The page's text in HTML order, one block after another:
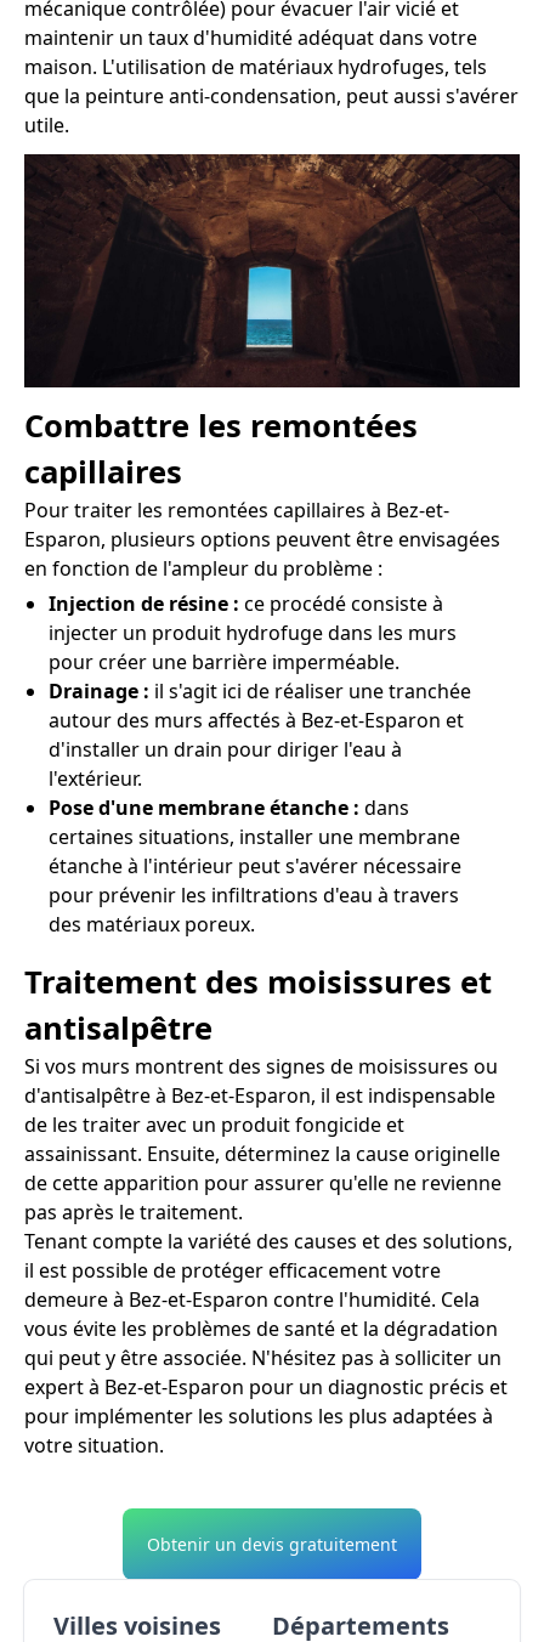
mécanique contrôlée) pour évacuer l'air vicié et
maintenir un taux d'humidité adéquat dans votre
maison. L'utilisation de matériaux hydrofuges, tels
que la peinture anti-condensation, peut aussi s'avérer
utile.
Combattre les remontées
capillaires
Pour traiter les remontées capillaires à Bez-et-
Esparon, plusieurs options peuvent être envisagées
en fonction de l'ampleur du problème :
Injection de résine : ce procédé consiste à
injecter un produit hydrofuge dans les murs
pour créer une barrière imperméable.
Drainage : il s'agit ici de réaliser une tranchée
autour des murs affectés à Bez-et-Esparon et
d'installer un drain pour diriger l'eau à
l'extérieur.
Pose d'une membrane étanche : dans
certaines situations, installer une membrane
étanche à l'intérieur peut s'avérer nécessaire
pour prévenir les infiltrations d'eau à travers
des matériaux poreux.
Traitement des moisissures et
antisalpêtre
Si vos murs montrent des signes de moisissures ou
d'antisalpêtre à Bez-et-Esparon, il est indispensable
de les traiter avec un produit fongicide et
assainissant. Ensuite, déterminez la cause originelle
de cette apparition pour assurer qu'elle ne revienne
pas après le traitement.
Tenant compte la variété des causes et des solutions,
il est possible de protéger efficacement votre
demeure à Bez-et-Esparon contre l'humidité. Cela
vous évite les problèmes de santé et la dégradation
qui peut y être associée. N'hésitez pas à solliciter un
expert à Bez-et-Esparon pour un diagnostic précis et
pour implémenter les solutions les plus adaptées à
votre situation.
Obtenir un devis gratuitement
Villes voisines Départements